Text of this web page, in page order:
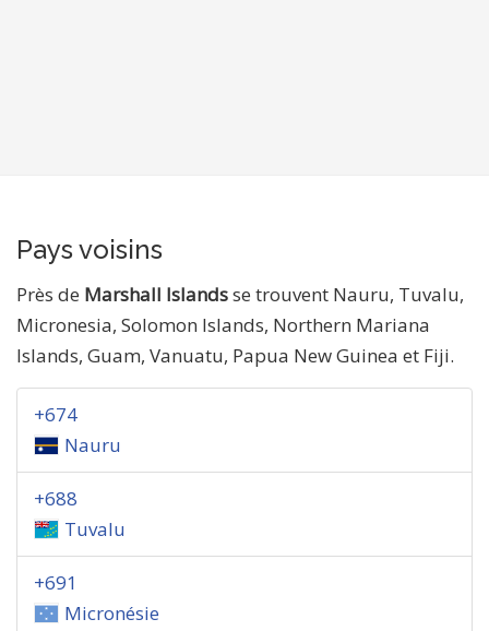
Pays voisins
Près de Marshall Islandsse trouvent Nauru, Tuvalu,
Micronesia, Solomon Islands, Northern Mariana
Islands, Guam, Vanuatu, Papua New Guinea et Fiji.
+674
Nauru
+688
Tuvalu
+691
Micronésie